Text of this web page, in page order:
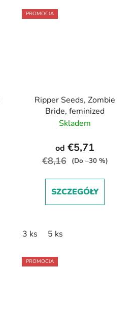
PROMOCJA
Ripper Seeds, Zombie
Bride, feminized
Skladem
od €5,71
€8,16 (Do –30 %)
SZCZEGÓŁY
3 ks 5 ks
PROMOCJA